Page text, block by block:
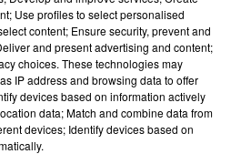
Use profiles to select personalised
content; Ensure security, prevent and
and present advertising and content;
choices. These technologies may
IP address and browsing data to offer
devices based on information actively
data; Match and combine data from
devices; Identify devices based on